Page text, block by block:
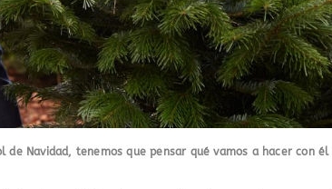
Navidad, tenemos que pensar qué vamos a hacer con